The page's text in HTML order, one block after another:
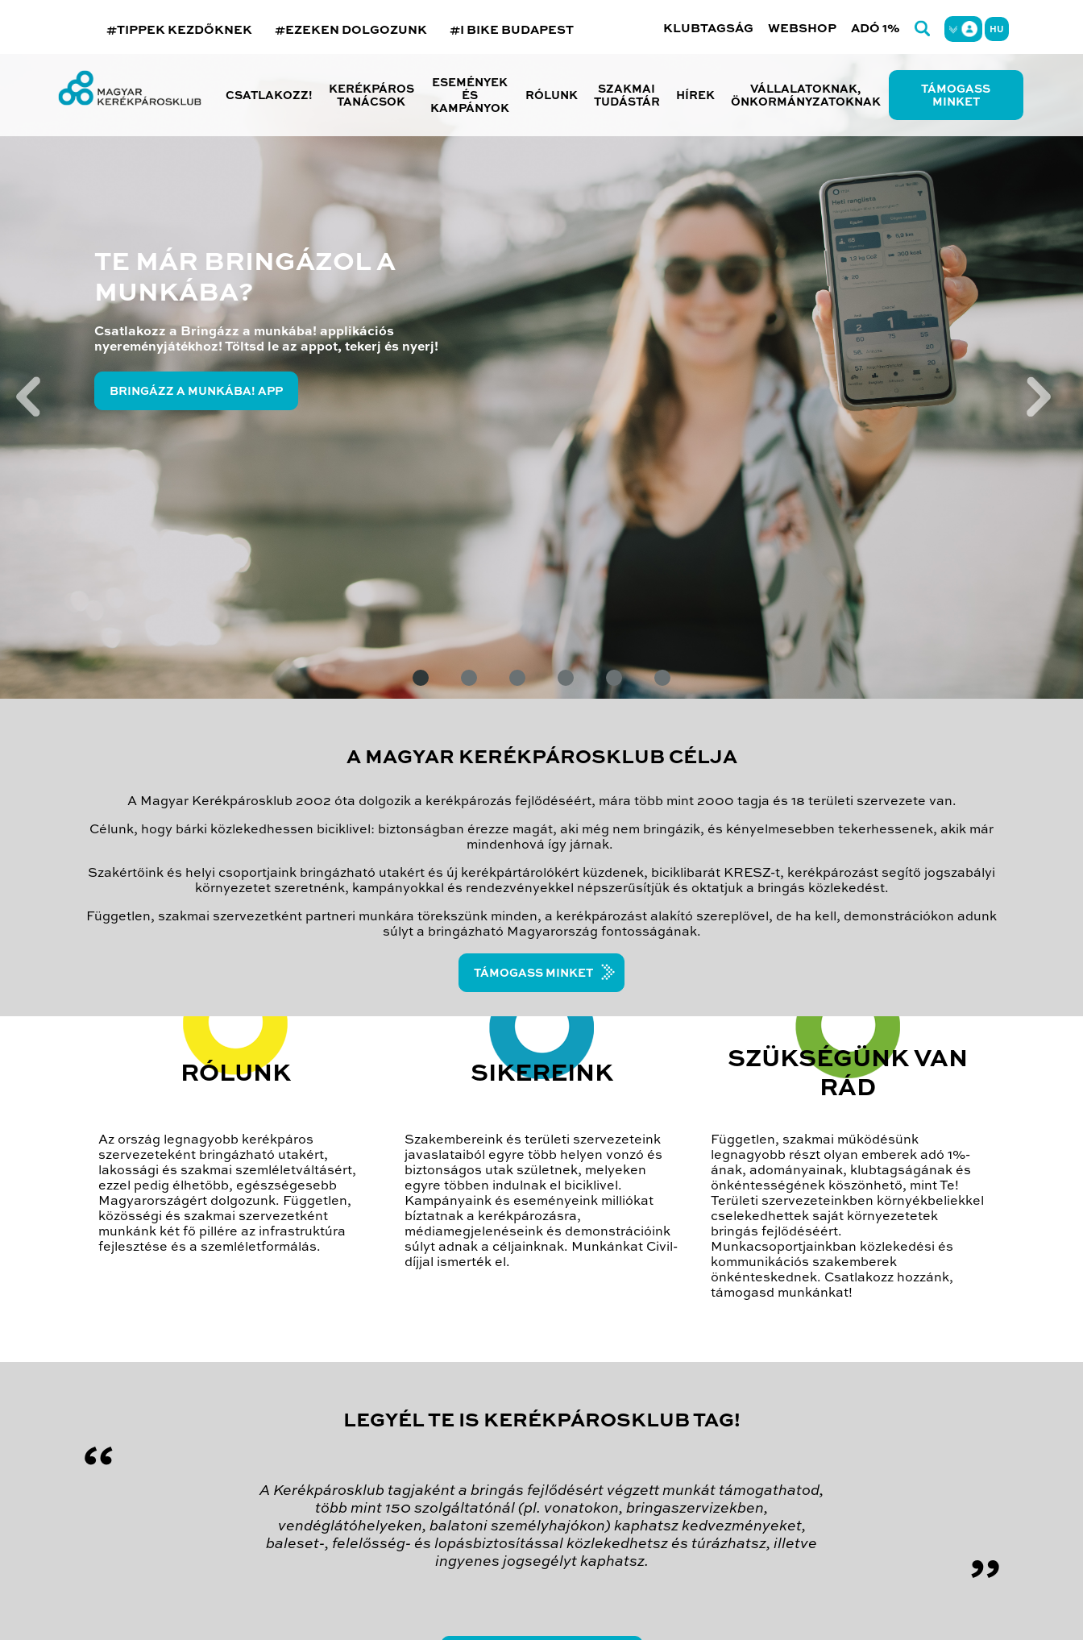
#TIPPEK KEZDŐKNEK #EZEKEN DOLGOZUNK #I BIKE BUDAPEST KLUBTAGSÁG WEBSHOP ADÓ 1% HU
CSATLAKOZZ!
KERÉKPÁROS
TANÁCSOK
ESEMÉNYEK
ÉS
KAMPÁNYOK
RÓLUNK
SZAKMAI
TUDÁSTÁR
HÍREK
VÁLLALATOKNAK,
ÖNKORMÁNYZATOKNAK
TÁMOGASS
MINKET
TE MÁR BRINGÁZOL A
MUNKÁBA?
Csatlakozz a Bringázz a munkába! applikációs
nyereményjátékhoz! Töltsd le az appot, tekerj és nyerj!
BRINGÁZZ A MUNKÁBA! APP
A MAGYAR KERÉKPÁROSKLUB CÉLJA
A Magyar Kerékpárosklub 2002 óta dolgozik a kerékpározás fejlődéséért, mára több mint 2000 tagja és 18 területi szervezete van.
Célunk, hogy bárki közlekedhessen biciklivel: biztonságban érezze magát, aki még nem bringázik, és kényelmesebben tekerhessenek, akik már
mindenhová így járnak.
Szakértőink és helyi csoportjaink bringázható utakért és új kerékpártárolókért küzdenek, biciklibarát KRESZ-t, kerékpározást segítő jogszabályi
környezetet szeretnénk, kampányokkal és rendezvényekkel népszerűsítjük és oktatjuk a bringás közlekedést.
Független, szakmai szervezetként partneri munkára törekszünk minden, a kerékpározást alakító szereplővel, de ha kell, demonstrációkon adunk
súlyt a bringázható Magyarország fontosságának.
TÁMOGASS MINKET
RÓLUNK
Az ország legnagyobb kerékpáros
szervezeteként bringázható utakért,
lakossági és szakmai szemléletváltásért,
ezzel pedig élhetőbb, egészségesebb
Magyarországért dolgozunk. Független,
közösségi és szakmai szervezetként
munkánk két fő pillére az infrastruktúra
fejlesztése és a szemléletformálás.
SIKEREINK
Szakembereink és területi szervezeteink
javaslataiból egyre több helyen vonzó és
biztonságos utak születnek, melyeken
egyre többen indulnak el biciklivel.
Kampányaink és eseményeink milliókat
bíztatnak a kerékpározásra,
médiamegjelenéseink és demonstrációink
súlyt adnak a céljainknak. Munkánkat Civil-
díjjal ismerték el.
SZÜKSÉGÜNK VAN
RÁD
Független, szakmai működésünk
legnagyobb részt olyan emberek adó 1%-
ának, adományainak, klubtagságának és
önkéntességének köszönhető, mint Te!
Területi szervezeteinkben környékbeliekkel
cselekedhettek saját környezetetek
bringás fejlődéséért.
Munkacsoportjainkban közlekedési és
kommunikációs szakemberek
önkénteskednek. Csatlakozz hozzánk,
támogasd munkánkat!
LEGYÉL TE IS KERÉKPÁROSKLUB TAG!
“
A Kerékpárosklub tagjaként a bringás fejlődésért végzett munkát támogathatod,
több mint 150 szolgáltatónál (pl. vonatokon, bringaszervizekben,
vendéglátóhelyeken, balatoni személyhajókon) kaphatsz kedvezményeket,
baleset-, felelősség- és lopásbiztosítással közlekedhetsz és túrázhatsz, illetve
ingyenes jogsegélyt kaphatsz.
”